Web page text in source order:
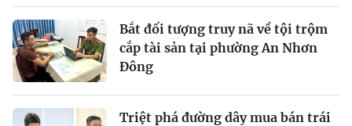
Bắt đối tượng truy nã về tội trộm
cắp tài sản tại phường An Nhơn
Đông
Triệt phá đường dây mua bán trái